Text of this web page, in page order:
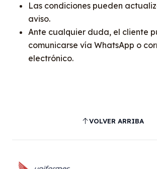
Las condiciones pueden
aviso.
Ante cualquier duda, el cliente
comunicarse vía WhatsApp o
electrónico.
VOLVER ARRIBA